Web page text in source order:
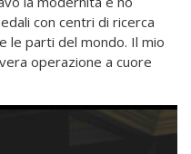
con centri di ricerca
le parti del mondo. Il mio
operazione a cuore